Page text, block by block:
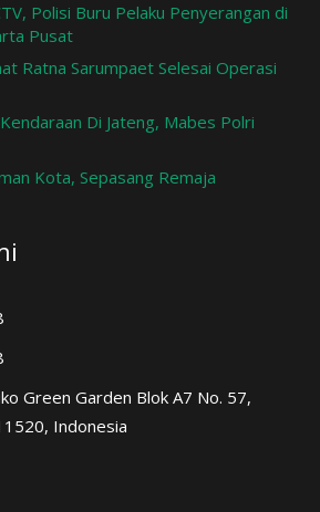
Polisi Buru Pelaku Penyerangan di
Pusat
Ratna Sarumpaet Selesai Operasi
Di Jateng, Mabes Polri
Kota, Sepasang Remaja
Green Garden Blok A7 No. 57,
Indonesia